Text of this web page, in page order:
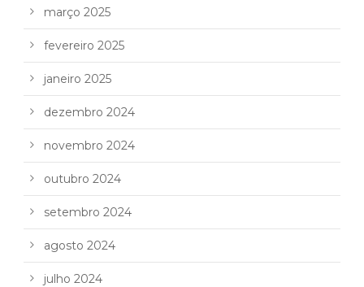
março 2025
fevereiro 2025
janeiro 2025
dezembro 2024
novembro 2024
outubro 2024
setembro 2024
agosto 2024
julho 2024